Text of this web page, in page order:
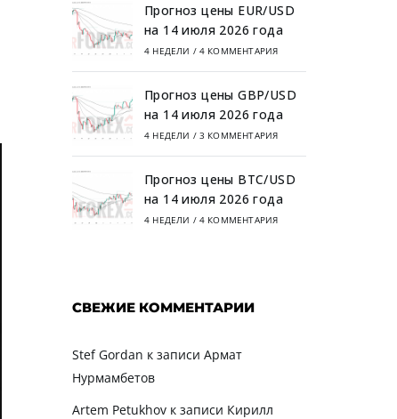
Прогноз цены EUR/USD
на 14 июля 2026 года
4 НЕДЕЛИ / 4 КОММЕНТАРИЯ
Прогноз цены GBP/USD
на 14 июля 2026 года
4 НЕДЕЛИ / 3 КОММЕНТАРИЯ
Прогноз цены BTC/USD
на 14 июля 2026 года
4 НЕДЕЛИ / 4 КОММЕНТАРИЯ
СВЕЖИЕ КОММЕНТАРИИ
Stef Gordan к записи Армат
Нурмамбетов
Artem Petukhovк записи Кирилл